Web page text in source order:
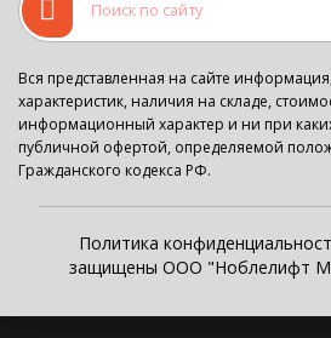
Вся представленная на сайте
характеристик, наличия на складе,
информационный характер и ни при
публичной офертой, определяемой
Гражданского кодекса РФ.
Политика
защищены ООО "Ноблелифт